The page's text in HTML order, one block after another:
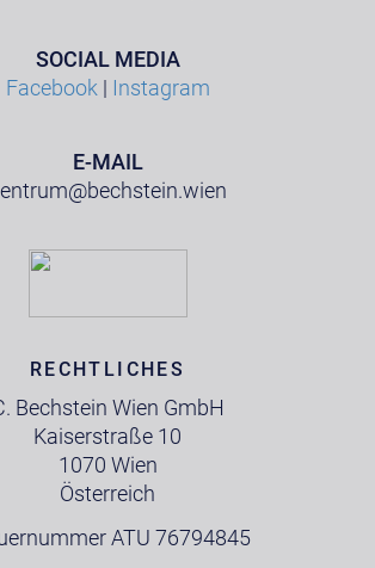
SOCIAL MEDIA
Facebook | Instagram
E-MAIL
RECHTLICHES
Bechstein Wien GmbH
Kaiserstraße 10
1070 Wien
Österreich
ATU 76794845